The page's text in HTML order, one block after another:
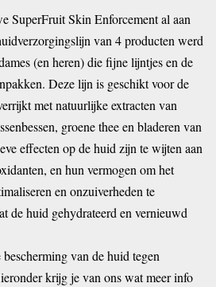
SuperFruit Skin Enforcement al aan
van 4 producten werd
(en heren) die fijne lijntjes en de
Deze lijn is geschikt voor de
met natuurlijke extracten van
groene thee en bladeren van
effecten op de huid zijn te wijten aan
en hun vermogen om het
en onzuiverheden te
de huid gehydrateerd en vernieuwd
van de huid tegen
krijg je van ons wat meer info